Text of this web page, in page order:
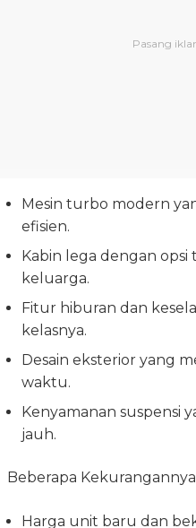
Mesin turbo modern
efisien.
Kabin lega dengan
keluarga.
Fitur hiburan dan
kelasnya.
Desain eksterior yang
waktu.
Kenyamanan suspensi
jauh.
Beberapa
Harga unit baru dan